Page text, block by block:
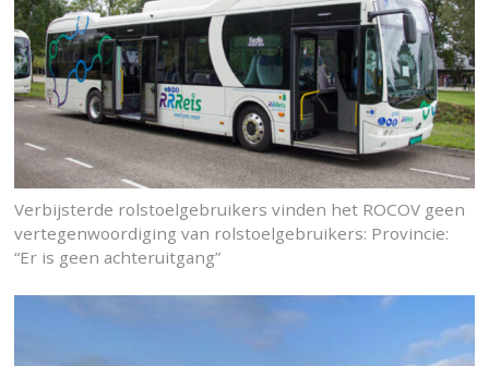
Verbijsterde rolstoelgebruikers vinden het ROCOV geen
vertegenwoordiging van rolstoelgebruikers: Provincie:
“Er is geen achteruitgang”